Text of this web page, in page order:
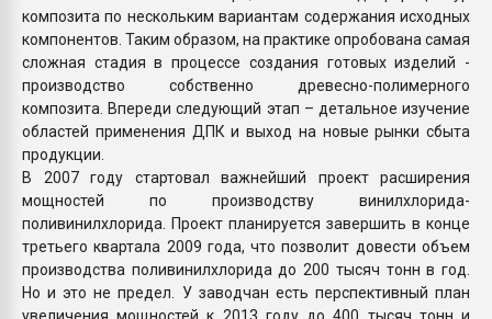
композита по нескольким вариантам содержания исходных
компонентов. Таким образом, на практике опробована самая
сложная стадия в процессе создания готовых изделий -
производство собственно древесно-полимерного
композита. Впереди следующий этап – детальное изучение
областей применения ДПК и выход на новые рынки сбыта
продукции.
В 2007 году стартовал важнейший проект расширения
мощностей по производству винилхлорида-
поливинилхлорида. Проект планируется завершить в конце
третьего квартала 2009 года, что позволит довести объем
производства поливинилхлорида до 200 тысяч тонн в год.
Но и это не предел. У заводчан есть перспективный план
увеличения мощностей к 2013 году до 400 тысяч тонн и